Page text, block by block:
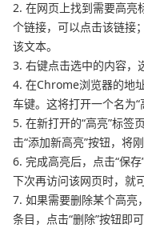
2. 在网页上找到需要高亮
个链接，可以点击该链接
该文本。
3. 右键点击选中的内容，
4. 在Chrome浏览器的地
车键。这将打开一个名为“
5. 在新打开的“高亮”标签
击“添加新高亮”按钮，将
6. 完成高亮后，点击“保
下次再访问该网页时，就
7. 如果需要删除某个高亮
条目，点击“删除”按钮即可